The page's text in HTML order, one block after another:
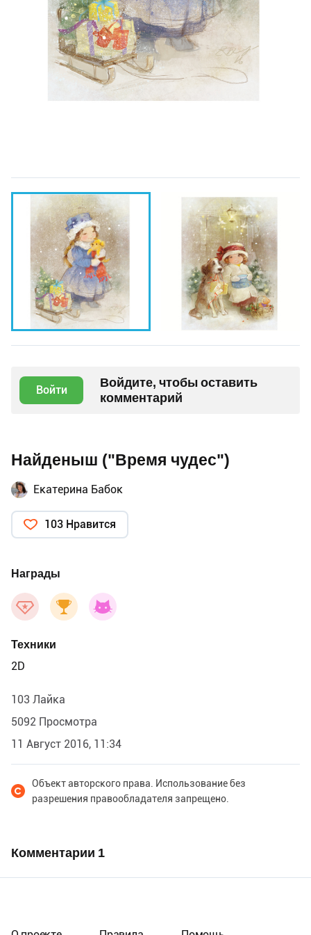
Войти
Войдите, чтобы оставить
комментарий
Найденыш ("Время чудес")
Екатерина Бабок
103 Нравится
Награды
Техники
2D
103 Лайка
5092 Просмотра
11 Август 2016, 11:34
Объект авторского права. Использование без
разрешения правообладателя запрещено.
Комментарии 1